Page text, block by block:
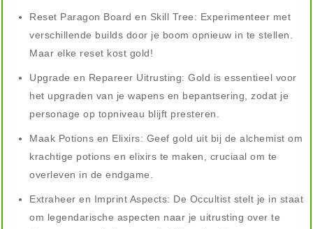
Reset Paragon Board en Skill Tree: Experimenteer met
verschillende builds door je boom opnieuw in te stellen.
Maar elke reset kost gold!
Upgrade en Repareer Uitrusting: Gold is essentieel voor
het upgraden van je wapens en bepantsering, zodat je
personage op topniveau blijft presteren.
Maak Potions en Elixirs: Geef gold uit bij de alchemist om
krachtige potions en elixirs te maken, cruciaal om te
overleven in de endgame.
Extraheer en Imprint Aspects: De Occultist stelt je in staat
om legendarische aspecten naar je uitrusting over te